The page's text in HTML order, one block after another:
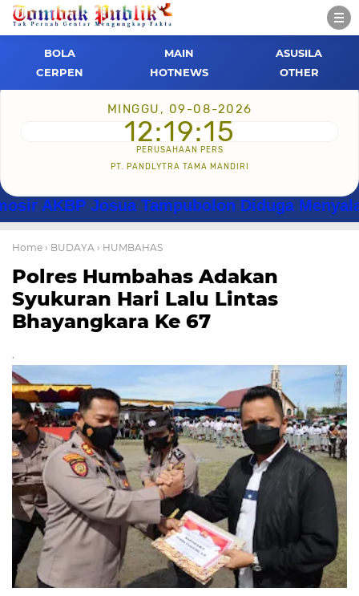
BOLA MAIN
ASUSILA
CERPEN
HOTNEWS OTHER
MINGGU, 09-08-2026
12:19:16
PERUSAHAAN PERS
PT. PANDLYTRA TAMA MANDIRI
Josua Tampubolon Diduga
Home › BUDAYA › HUMBAHAS
Polres Humbahas Adakan
Syukuran Hari Lalu Lintas
Bhayangkara Ke 67